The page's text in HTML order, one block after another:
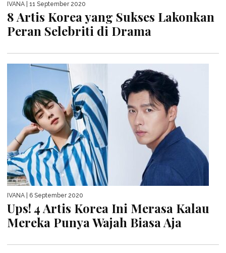
IVANA | 11 September 2020
8 Artis Korea yang Sukses Lakonkan
Peran Selebriti di Drama
IVANA | 6 September 2020
Ups! 4 Artis Korea Ini Merasa Kalau
Mereka Punya Wajah Biasa Aja